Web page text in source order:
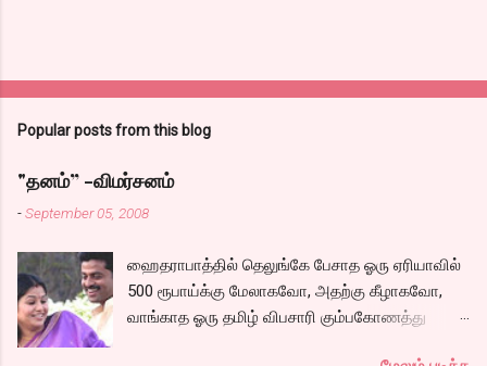
Popular posts from this blog
"தனம்” -விமர்சனம்
-September 05, 2008
ஹைதராபாத்தில் தெலுங்கே பேசாத ஓரு ஏரியாவில்
500 ரூபாய்க்கு மேலாகவோ, அதற்கு கீழாகவோ,
வாங்காத ஓரு தமிழ் விபசாரி கும்பகோணத்து